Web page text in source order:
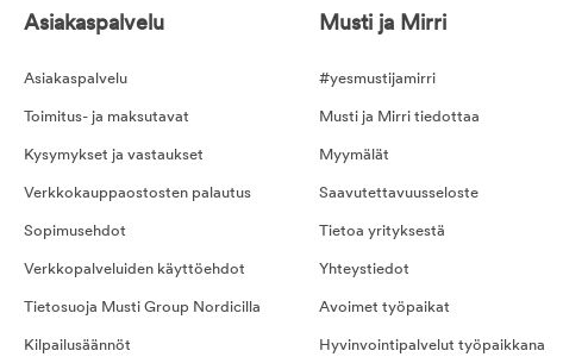
Asiakaspalvelu
Asiakaspalvelu
Toimitus- ja maksutavat
Kysymykset ja vastaukset
Verkkokauppaostosten palautus
Sopimusehdot
Verkkopalveluiden käyttöehdot
Tietosuoja Musti Group Nordicilla
Kilpailusäännöt
Musti ja Mirri
#yesmustijamirri
Musti ja Mirri tiedottaa
Myymälät
Saavutettavuusseloste
Tietoa yrityksestä
Yhteystiedot
Avoimet työpaikat
Hyvinvointipalvelut työpaikkana